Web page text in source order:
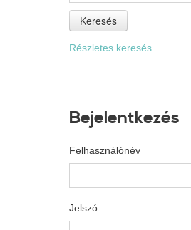
Keresés
Részletes keresés
Bejelentkezés
Felhasználónév
Jelszó